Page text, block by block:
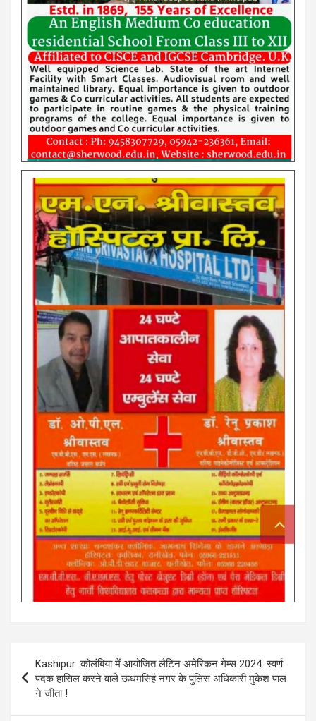
navigation
Kashipur :कोलंबिया में आयोजित लैटिन अमेरिकन गेम्स 2024: स्वर्ण
पदक हासिल करने वाले ऊधमसिहं नगर के पुलिस अधिकारी मुकेश पाल
ने जीता !